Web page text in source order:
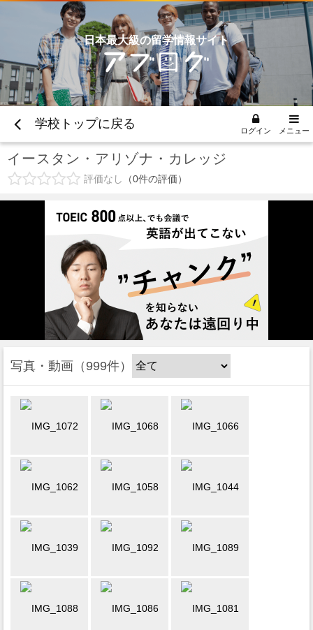
日本最大級の留学情報サイト
学校トップに戻る ログイン メニュー
イースタン・アリゾナ・カレッジ
評価なし 0件の評価
写真・動画 999件